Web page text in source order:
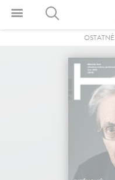
OSTATNÉ